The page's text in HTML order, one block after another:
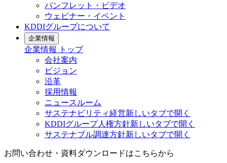
パンフレット・ビデオ
ウェビナー・イベント
KDDIグループについて
企業情報
企業情報
トップ
会社案内
ビジョン
沿革
採用情報
ニュースルーム
サステナビリティ経営新しいタブで開く
KDDIグループ人権方針新しいタブで開く
サステナブル調達方針新しいタブで開く
お問い合わせ・資料ダウンロードはこちらから